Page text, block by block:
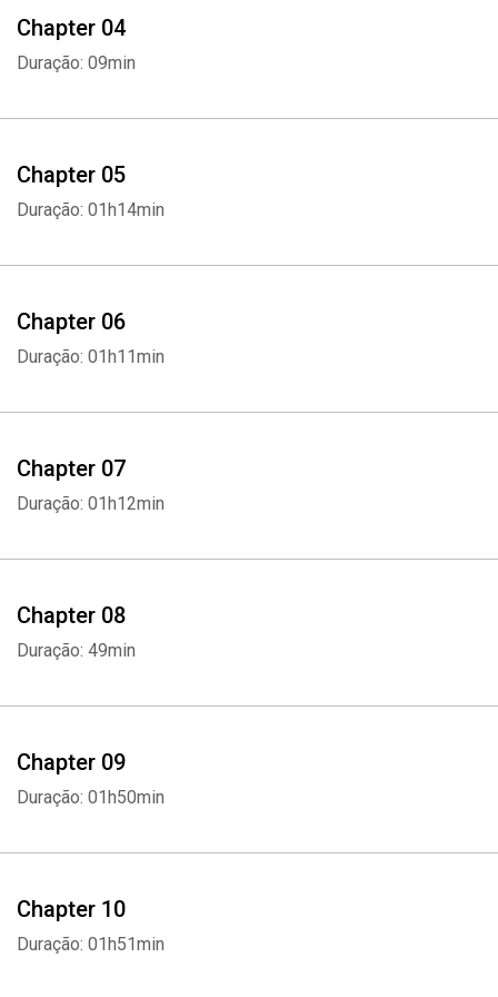
Chapter 04
Duração: 09min
Chapter 05
Duração: 01h14min
Chapter 06
Duração: 01h11min
Chapter 07
Duração: 01h12min
Chapter 08
Duração: 49min
Chapter 09
Duração: 01h50min
Chapter 10
Duração: 01h51min